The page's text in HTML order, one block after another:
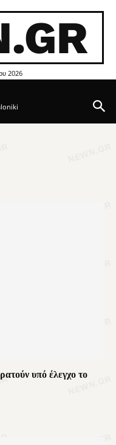
2026
υπό έλεγχο το